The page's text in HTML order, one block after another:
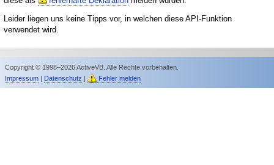
Leider liegen uns keine Tipps vor, in welchen diese API-Funktion
verwendet wird.
Copyright © 1998–2026 ActiveVB. Alle Rechte vorbehalten.
Impressum| Datenschutz | Fehler melden